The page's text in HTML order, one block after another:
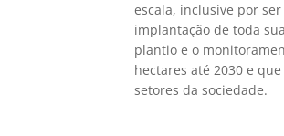
escala, inclusive por
implantação de toda
plantio e o
hectares até 2030 e
setores da sociedade.